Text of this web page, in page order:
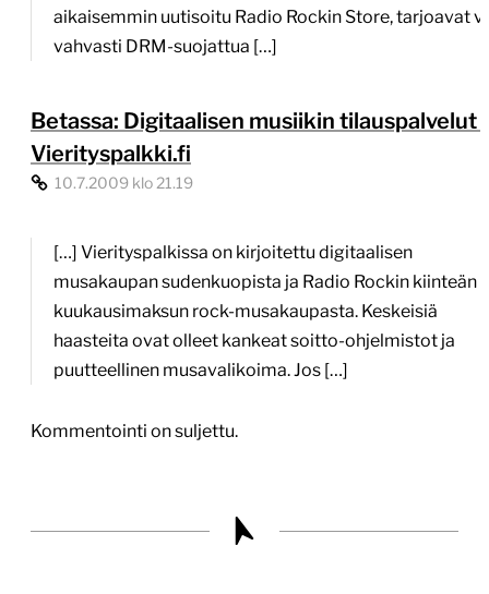
aikaisemmin uutisoitu Radio Rockin Store, tarjoavat
vahvasti DRM-suojattua […]
Betassa: Digitaalisen musiikin tilauspalvelut
Vierityspalkki.fi
10.7.2009 klo 21.19
[…] Vierityspalkissa on kirjoitettu digitaalisen
musakaupan sudenkuopista ja Radio Rockin kiinteän
kuukausimaksun rock-musakaupasta. Keskeisiä
haasteita ovat olleet kankeat soitto-ohjelmistot ja
puutteellinen musavalikoima. Jos […]
Kommentointi on suljettu.